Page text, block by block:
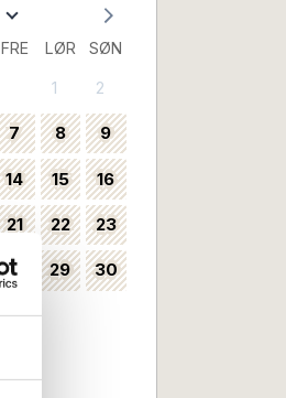
FRE LØR SØN
1 2
7 8 9
14 15 16
21 22 23
28 29 30